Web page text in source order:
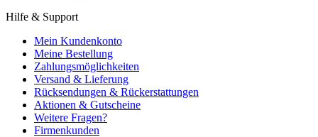
Hilfe & Support
Mein Kundenkonto
Meine Bestellung
Zahlungsmöglichkeiten
Versand & Lieferung
Rücksendungen & Rückerstattungen
Aktionen & Gutscheine
Weitere Fragen?
Firmenkunden